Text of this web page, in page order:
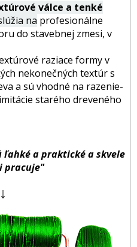
válce a tenké
na profesionálne
do stavebnej zmesi, v
raziace formy v
nekonečných textúr s
a sú vhodné na razenie-
starého dreveného
ľahké a praktické a skvele
pracuje"
↓